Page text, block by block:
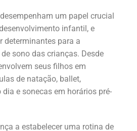
um papel crucial
infantil, e
determinantes para a
sono das crianças. Desde
seus filhos em
de natação, ballet,
e sonecas em horários pré-
a estabelecer uma rotina de